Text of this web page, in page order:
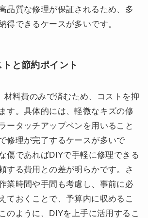
品質な修理が保証されるため、多
得できるケースが多いです。
と節約ポイント
材料費のみで済むため、コストを抑
す。具体的には、軽微なキズの修
ータッチアップペンを用いること
修理が完了するケースが多いで
傷であればDIYで手軽に修理できる
する費用との差が明らかです。さ
業時間や手間も考慮し、事前に必
ておくことで、予算内に収めるこ
のように、DIYを上手に活用するこ